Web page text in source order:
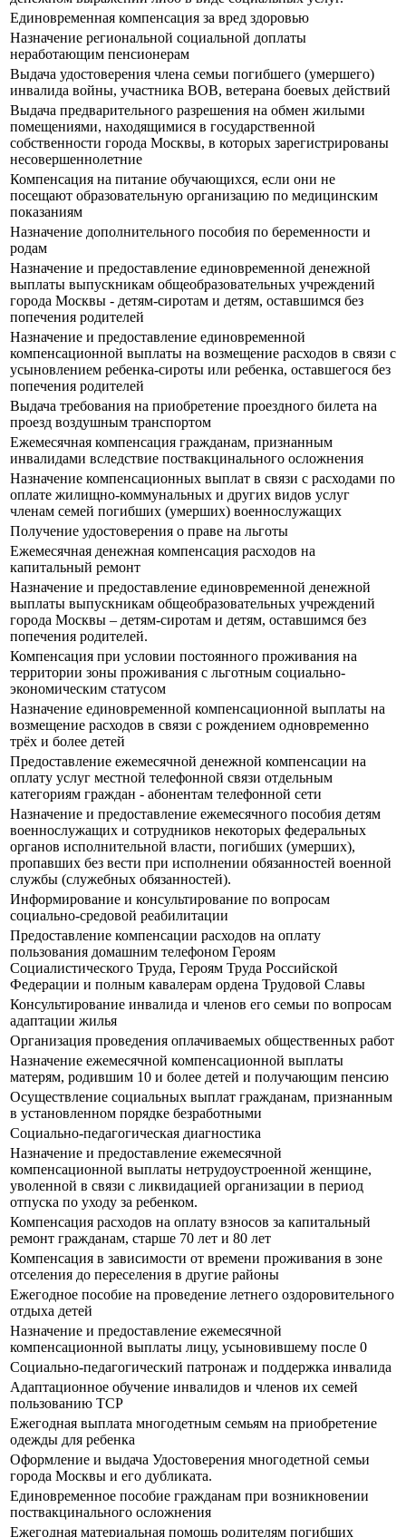
Единовременная компенсация за вред здоровью
Назначение региональной социальной доплаты
неработающим пенсионерам
Выдача удостоверения члена семьи погибшего (умершего)
инвалида войны, участника ВОВ, ветерана боевых действий
Выдача предварительного разрешения на обмен жилыми
помещениями, находящимися в государственной
собственности города Москвы, в которых зарегистрированы
несовершеннолетние
Компенсация на питание обучающихся, если они не
посещают образовательную организацию по медицинским
показаниям
Назначение дополнительного пособия по беременности и
родам
Назначение и предоставление единовременной денежной
выплаты выпускникам общеобразовательных учреждений
города Москвы - детям-сиротам и детям, оставшимся без
попечения родителей
Назначение и предоставление единовременной
компенсационной выплаты на возмещение расходов в связи с
усыновлением ребенка-сироты или ребенка, оставшегося без
попечения родителей
Выдача требования на приобретение проездного билета на
проезд воздушным транспортом
Ежемесячная компенсация гражданам, признанным
инвалидами вследствие поствакцинального осложнения
Назначение компенсационных выплат в связи с расходами по
оплате жилищно-коммунальных и других видов услуг
членам семей погибших (умерших) военнослужащих
Получение удостоверения о праве на льготы
Ежемесячная денежная компенсация расходов на
капитальный ремонт
Назначение и предоставление единовременной денежной
выплаты выпускникам общеобразовательных учреждений
города Москвы – детям-сиротам и детям, оставшимся без
попечения родителей.
Компенсация при условии постоянного проживания на
территории зоны проживания с льготным социально-
экономическим статусом
Назначение единовременной компенсационной выплаты на
возмещение расходов в связи с рождением одновременно
трёх и более детей
Предоставление ежемесячной денежной компенсации на
оплату услуг местной телефонной связи отдельным
категориям граждан - абонентам телефонной сети
Назначение и предоставление ежемесячного пособия детям
военнослужащих и сотрудников некоторых федеральных
органов исполнительной власти, погибших (умерших),
пропавших без вести при исполнении обязанностей военной
службы (служебных обязанностей).
Информирование и консультирование по вопросам
социально-средовой реабилитации
Предоставление компенсации расходов на оплату
пользования домашним телефоном Героям
Социалистического Труда, Героям Труда Российской
Федерации и полным кавалерам ордена Трудовой Славы
Консультирование инвалида и членов его семьи по вопросам
адаптации жилья
Организация проведения оплачиваемых общественных работ
Назначение ежемесячной компенсационной выплаты
матерям, родившим 10 и более детей и получающим пенсию
Осуществление социальных выплат гражданам, признанным
в установленном порядке безработными
Социально-педагогическая диагностика
Назначение и предоставление ежемесячной
компенсационной выплаты нетрудоустроенной женщине,
уволенной в связи с ликвидацией организации в период
отпуска по уходу за ребенком.
Компенсация расходов на оплату взносов за капитальный
ремонт гражданам, старше 70 лет и 80 лет
Компенсация в зависимости от времени проживания в зоне
отселения до переселения в другие районы
Ежегодное пособие на проведение летнего оздоровительного
отдыха детей
Назначение и предоставление ежемесячной
компенсационной выплаты лицу, усыновившему после 0
Социально-педагогический патронаж и поддержка инвалида
Адаптационное обучение инвалидов и членов их семей
пользованию ТСР
Ежегодная выплата многодетным семьям на приобретение
одежды для ребенка
Оформление и выдача Удостоверения многодетной семьи
города Москвы и его дубликата.
Единовременное пособие гражданам при возникновении
поствакцинального осложнения
Ежегодная материальная помощь родителям погибших